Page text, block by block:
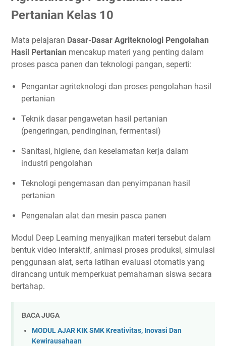
Pertanian Kelas 10
Mata pelajaran Dasar-Dasar Agriteknologi Pengolahan
Hasil Pertanian mencakup materi yang penting dalam
proses pasca panen dan teknologi pangan, seperti:
Pengantar agriteknologi dan proses pengolahan hasil
pertanian
Teknik dasar pengawetan hasil pertanian
(pengeringan, pendinginan, fermentasi)
Sanitasi, higiene, dan keselamatan kerja dalam
industri pengolahan
Teknologi pengemasan dan penyimpanan hasil
pertanian
Pengenalan alat dan mesin pasca panen
Modul Deep Learning menyajikan materi tersebut dalam
bentuk video interaktif, animasi proses produksi, simulasi
penggunaan alat, serta latihan evaluasi otomatis yang
dirancang untuk memperkuat pemahaman siswa secara
bertahap.
BACA JUGA
MODUL AJAR KIK SMK Kreativitas, Inovasi Dan
Kewirausahaan